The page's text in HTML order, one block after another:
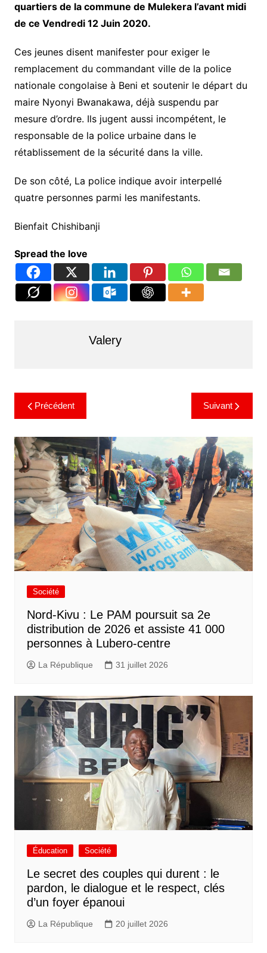
quartiers de la commune de Mulekera l’avant midi
de ce Vendredi 12 Juin 2020.
Ces jeunes disent manifester pour exiger le
remplacement du commandant ville de la police
nationale congolaise à Beni et soutenir le départ du
maire Nyonyi Bwanakawa, déjà suspendu par
mesure d’ordre. Ils jugent aussi incompétent, le
responsable de la police urbaine dans le
rétablissement de la sécurité dans la ville.
De son côté, La police indique avoir interpellé
quatre personnes parmi les manifestants.
Bienfait Chishibanji
Spread the love
Valery
Précédent Suivant
Société
Nord-Kivu : Le PAM poursuit sa 2e
distribution de 2026 et assiste 41 000
personnes à Lubero-centre
La République 31 juillet 2026
Éducation Société
Le secret des couples qui durent : le
pardon, le dialogue et le respect, clés
d’un foyer épanoui
La République 20 juillet 2026